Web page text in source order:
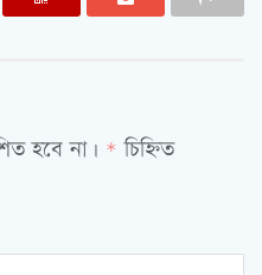
হবে না। * চিহ্নিত